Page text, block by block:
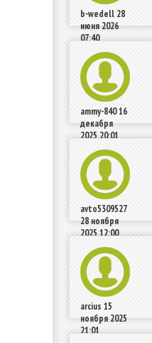
b-wedell 28
июня 2026
07:40
ammy-84016
декабря
2025 20:01
avto5309527
28 ноября
2025 12:00
arcius 15
ноября 2025
21:01